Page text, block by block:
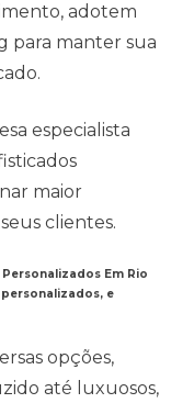
adotem
para manter sua
especialista
maior
clientes.
Em Rio
e
opções,
até luxuosos,